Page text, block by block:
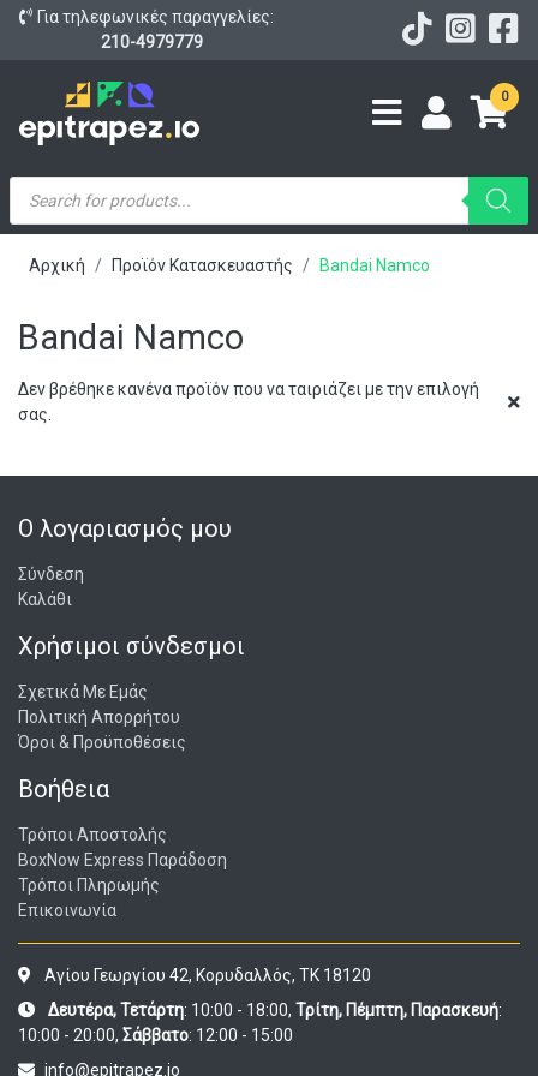
Για τηλεφωνικές παραγγελίες:
210-4979779
0
Products
search
Αρχική Προϊόν Κατασκευαστής Bandai Namco
Bandai Namco
Δεν βρέθηκε κανένα προϊόν που να ταιριάζει με την επιλογή
σας.
Ο λογαριασμός μου
Σύνδεση
Καλάθι
Χρήσιμοι σύνδεσμοι
Σχετικά Με Εμάς
Πολιτική Απορρήτου
Όροι & Προϋποθέσεις
Βοήθεια
Τρόποι Αποστολής
BoxNow Express Παράδοση
Τρόποι Πληρωμής
Επικοινωνία
Αγίου Γεωργίου 42, Κορυδαλλός, ΤΚ 18120
Δευτέρα, Τετάρτη: 10:00 - 18:00, Τρίτη, Πέμπτη, Παρασκευή:
10:00 - 20:00, Σάββατο: 12:00 - 15:00
info@epitrapez.io